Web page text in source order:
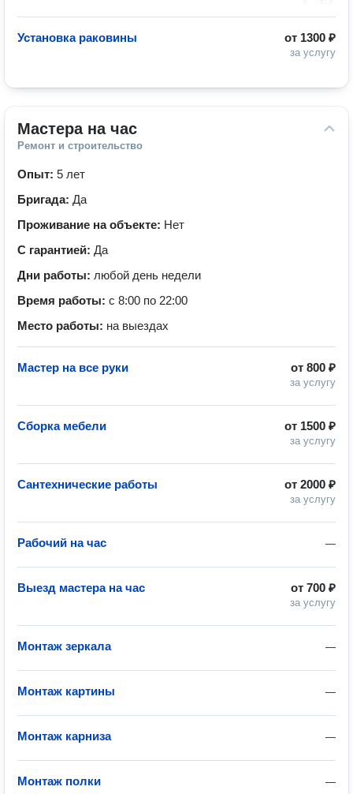
от 1300 ₽
за услугу
Установка раковины
Мастера на час
Ремонт и строительство
Опыт: 5 лет
Бригада: Да
Проживание на объекте: Нет
С гарантией: Да
Дни работы: любой день недели
Время работы: с 8:00 по 22:00
Место работы: на выездах
от 800 ₽
за услугу
Мастер на все руки
от 1500 ₽
за услугу
Сборка мебели
от 2000 ₽
за услугу
Сантехнические работы
—
Рабочий на час
от 700 ₽
за услугу
Выезд мастера на час
—
Монтаж зеркала
—
Монтаж картины
—
Монтаж карниза
—
Монтаж полки